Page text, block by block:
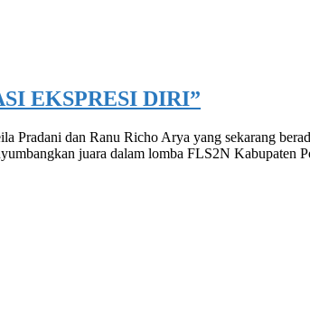
EKSPRESI DIRI”
dan Ranu Richo Arya yang sekarang
juara dalam lomba FLS2N